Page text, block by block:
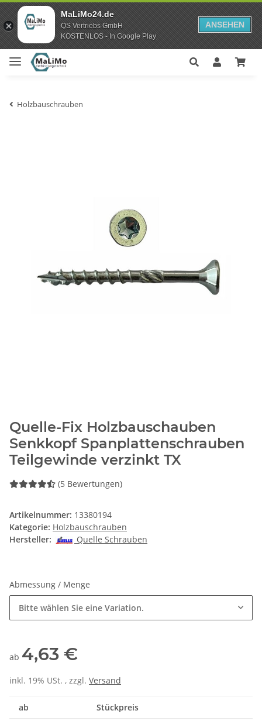
MaLiMo24.de
QS Vertriebs GmbH
KOSTENLOS - In Google Play
ANSEHEN
Holzbauschrauben
Quelle-Fix Holzbauschauben
Senkkopf Spanplattenschrauben
Teilgewinde verzinkt TX
(5 Bewertungen)
Artikelnummer: 13380194
Kategorie: Holzbauschrauben
Hersteller:
Quelle Schrauben
Abmessung / Menge
Bitte wählen Sie eine Variation.
ab 4,63 €
inkl. 19% USt. , zzgl. Versand
ab Stückpreis